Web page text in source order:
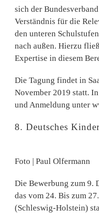
sich der
Verständnis für die
den unteren
nach außen. Hierzu
Expertise in diesem
Die Tagung findet in
November 2019 statt.
und Anmeldung unter
8. Deutsches
Foto | Paul Olfermann
Die Bewerbung zum 9.
das vom 24. Bis zum
(Schleswig-Holstein)